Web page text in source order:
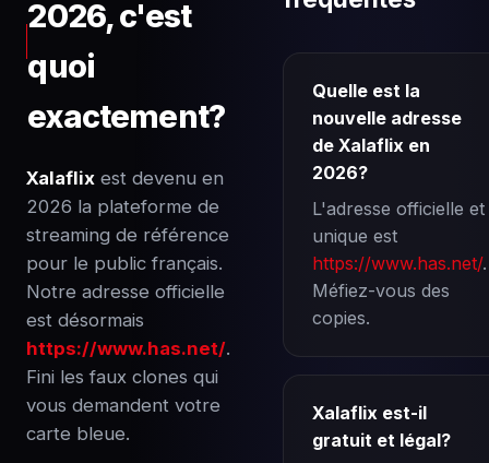
2026, c'est
quoi
exactement?
Xalaflix est devenu en
2026 la plateforme de
streaming de référence
pour le public français.
Notre adresse officielle
est désormais
https://www.has.net/.
Fini les faux clones qui
vous demandent votre
carte bleue.
Quelle est la
nouvelle adresse
de Xalaflix en
2026?
L'adresse officielle et
unique est
https://www.has.net/.
Méfiez-vous des
copies.
Xalaflix est-il
gratuit et légal?